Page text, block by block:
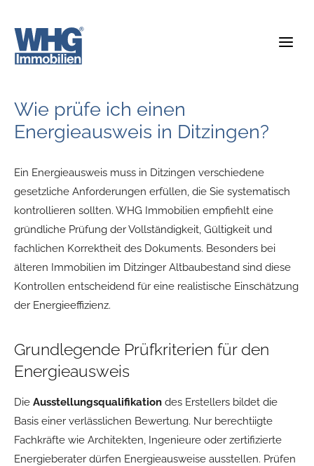
Inhalt
springen
Wie prüfe ich einen
Energieausweis in Ditzingen?
Ein Energieausweis muss in Ditzingen verschiedene
gesetzliche Anforderungen erfüllen, die Sie systematisch
kontrollieren sollten. WHG Immobilien empfiehlt eine
gründliche Prüfung der Vollständigkeit, Gültigkeit und
fachlichen Korrektheit des Dokuments. Besonders bei
älteren Immobilien im Ditzinger Altbaubestand sind diese
Kontrollen entscheidend für eine realistische Einschätzung
der Energieeffizienz.
Grundlegende Prüfkriterien für den
Energieausweis
Die Ausstellungsqualifikation des Erstellers bildet die
Basis einer verlässlichen Bewertung. Nur berechtiigte
Fachkräfte wie Architekten, Ingenieure oder zertifizierte
Energieberater dürfen Energieausweise ausstellen. Prüfen